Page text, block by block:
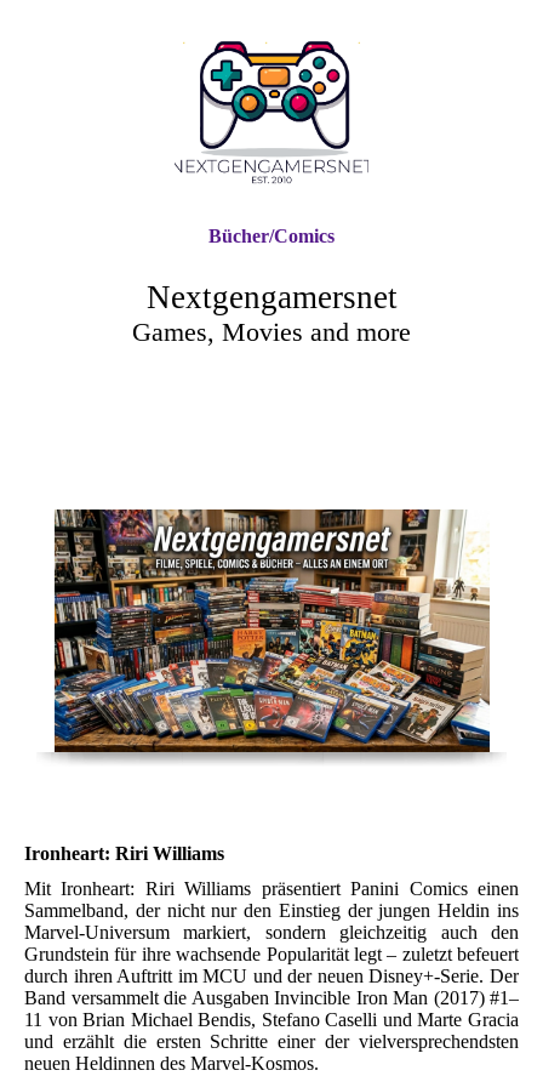
Nextgengamersnet
Games, Movies and more
Bücher/Comics
Ironheart: Riri Williams
Mit Ironheart: Riri Williams präsentiert Panini Comics einen
Sammelband, der nicht nur den Einstieg der jungen Heldin ins
Marvel-Universum markiert, sondern gleichzeitig auch den
Grundstein für ihre wachsende Popularität legt – zuletzt befeuert
durch ihren Auftritt im MCU und der neuen Disney+-Serie. Der
Band versammelt die Ausgaben Invincible Iron Man (2017) #1–
11 von Brian Michael Bendis, Stefano Caselli und Marte Gracia
und erzählt die ersten Schritte einer der vielversprechendsten
neuen Heldinnen des Marvel-Kosmos.